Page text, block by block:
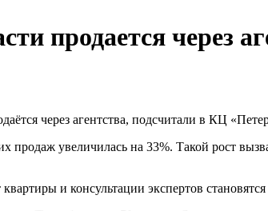
продается через
через агентства, подсчитали в КЦ
продаж увеличилась на 33%. Такой рост
и консультации экспертов